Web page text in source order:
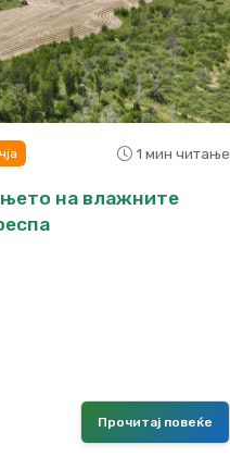
1 мин читање
на влажните
Прочитај повеќе